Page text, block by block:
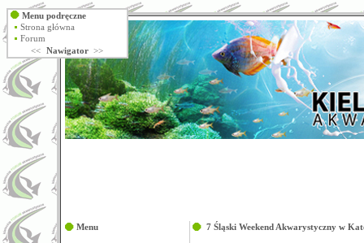
Menu 7 Śląski Weekend Akwarystyczny w
Menu podręczne
Strona główna
Forum
<< Nawigator >>